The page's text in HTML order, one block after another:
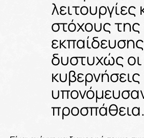
λειτουργίες
στόχους της
δυστυχώς
κυβερνήσεις
προσπάθεια.